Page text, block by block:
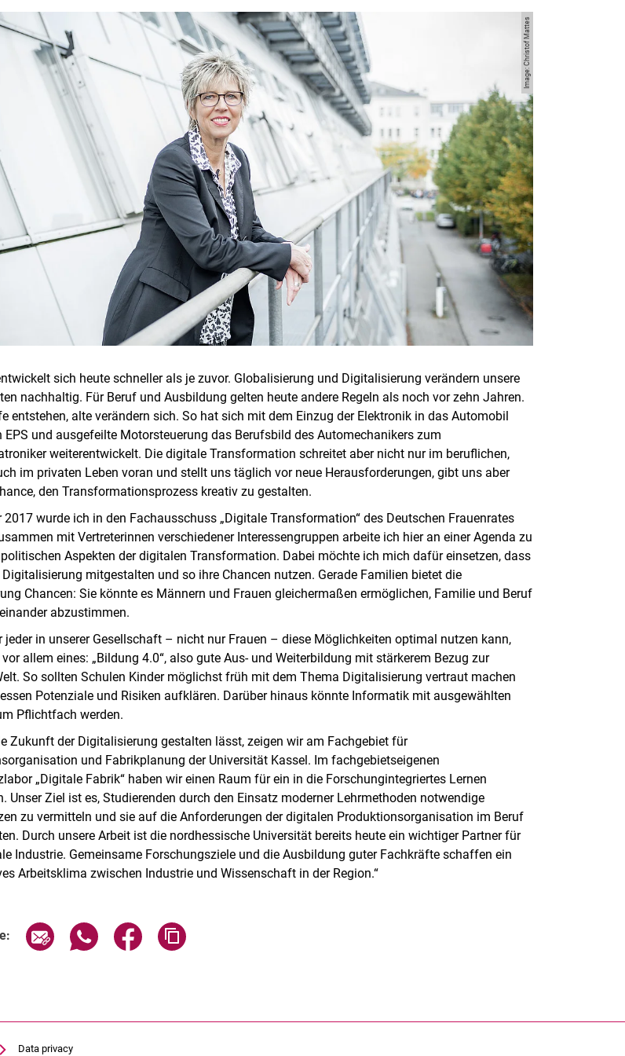
Image: Christof Mattes
sich heute schneller als je zuvor. Globalisierung und Digitalisierung verändern unsere
nachhaltig. Für Beruf und Ausbildung gelten heute andere Regeln als noch vor zehn Jahren.
entstehen, alte verändern sich. So hat sich mit dem Einzug der Elektronik in das Automobil
EPS und ausgefeilte Motorsteuerung das Berufsbild des Automechanikers zum
weiterentwickelt. Die digitale Transformation schreitet aber nicht nur im beruflichen,
im privaten Leben voran und stellt uns täglich vor neue Herausforderungen, gibt uns aber
den Transformationsprozess kreativ zu gestalten.
2017 wurde ich in den Fachausschuss „Digitale Transformation“ des Deutschen Frauenrates
mit Vertreterinnen verschiedener Interessengruppen arbeite ich hier an einer Agenda zu
Aspekten der digitalen Transformation. Dabei möchte ich mich dafür einsetzen, dass
Digitalisierung mitgestalten und so ihre Chancen nutzen. Gerade Familien bietet die
Chancen: Sie könnte es Männern und Frauen gleichermaßen ermöglichen, Familie und Beruf
abzustimmen.
jeder in unserer Gesellschaft – nicht nur Frauen – diese Möglichkeiten optimal nutzen kann,
allem eines: „Bildung 4.0“, also gute Aus- und Weiterbildung mit stärkerem Bezug zur
So sollten Schulen Kinder möglichst früh mit dem Thema Digitalisierung vertraut machen
Potenziale und Risiken aufklären. Darüber hinaus könnte Informatik mit ausgewählten
Pflichtfach werden.
Zukunft der Digitalisierung gestalten lässt, zeigen wir am Fachgebiet für
und Fabrikplanung der Universität Kassel. Im fachgebietseigenen
„Digitale Fabrik“ haben wir einen Raum für ein in die Forschungintegriertes Lernen
Unser Ziel ist es, Studierenden durch den Einsatz moderner Lehrmethoden notwendige
zu vermitteln und sie auf die Anforderungen der digitalen Produktionsorganisation im Beruf
Durch unsere Arbeit ist die nordhessische Universität bereits heute ein wichtiger Partner für
Industrie. Gemeinsame Forschungsziele und die Ausbildung guter Fachkräfte schaffen ein
Arbeitsklima zwischen Industrie und Wissenschaft in der Region.“
Share page via email
Share page via WhatsApp (external link, opens in a new window)
Share page via Facebook (external link, opens in a new window)
Data privacy